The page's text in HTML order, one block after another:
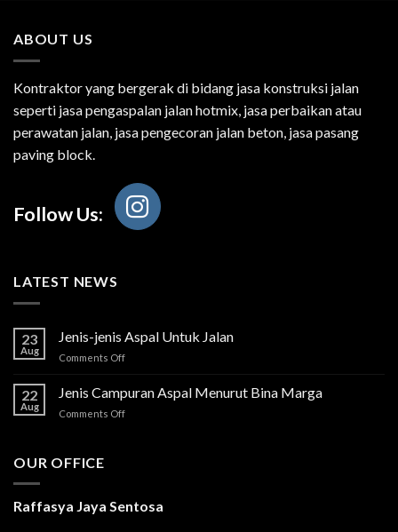
ABOUT US
Kontraktor yang bergerak di bidang jasa konstruksi jalan
seperti jasa pengaspalan jalan hotmix, jasa perbaikan atau
perawatan jalan, jasa pengecoran jalan beton, jasa pasang
paving block.
Follow Us:
LATEST NEWS
23
Aug
Jenis-jenis Aspal Untuk Jalan
Comments Offon
Aspal
Untuk
22
Aug
Jenis Campuran Aspal Menurut Bina Marga
Comments Offon
Marga
OUR OFFICE
Raffasya Jaya Sentosa